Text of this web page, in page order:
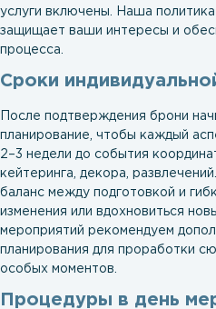
услуги включены. Наша
защищает ваши интересы и
процесса.
Сроки
После подтверждения брони
планирование, чтобы каждый
2–3 недели до события
кейтеринга, декора,
баланс между подготовкой и
изменения или вдохновиться
мероприятий рекомендуем
планирования для проработки
особых моментов.
Процедуры в день